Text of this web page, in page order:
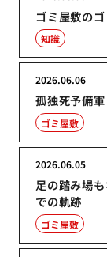
ゴミ屋敷の
知識
孤独死予備
2026.06.06
ゴミ屋敷
足の踏み場
での軌跡
2026.06.05
ゴミ屋敷